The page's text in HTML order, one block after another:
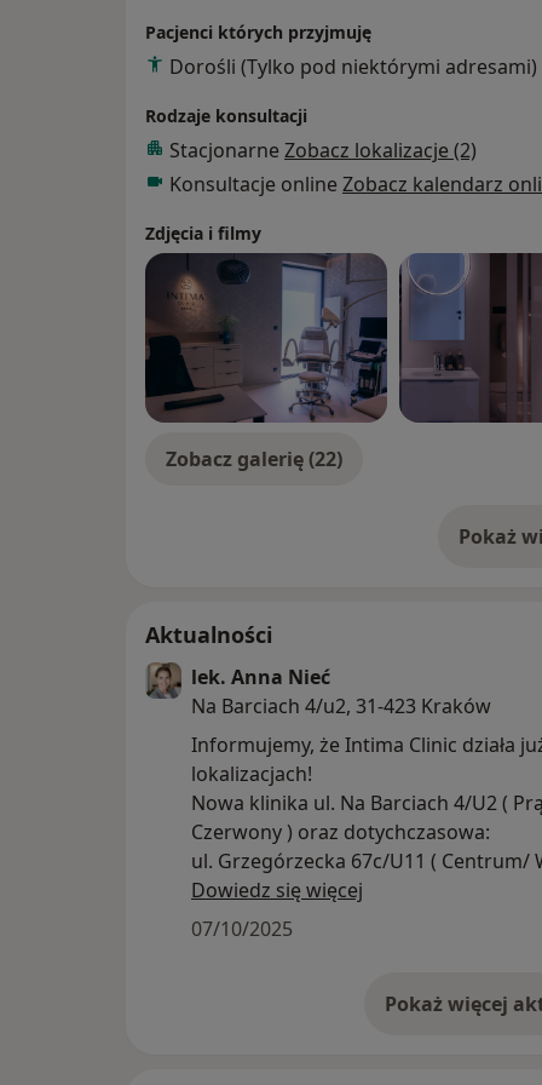
Rekonstrukcyjnej. Jest szkoleniowcem
gdzie zajmuje się przede wszystkim
estetyczną oraz plastyczną.
Jako lekarz jest osobą otwartą i zawsze
gabinecie przyjazną atmosferę z
szczegółowo odpowiedzieć na wszystkie
Pacjentki, zainteresowane zabiegami z
plastycznej proszę w pierwszej kolejności
umówienia wizyty oraz otrzymania
Pacjenci których przyjmuję
Dorośli (Tylko pod niektórymi adresami)
Rodzaje konsultacji
Stacjonarne Zobacz lokalizacje (2)
Konsultacje online Zobacz kalendarz
Zdjęcia i filmy
Zobacz galerię (22)
Pokaż o
Aktualności
lek. Anna Nieć
Na Barciach 4/u2, 31-423 Kraków
Informujemy, że Intima Clinic działa
lokalizacjach!
Nowa klinika ul. Na Barciach 4/U2 ( Prądnik
Czerwony ) oraz dotychczasowa:
ul. Grzegórzecka 67c/U11 ( Centrum/ Wiślane
Tarasy)
Lekarz przyjmuje w obydwu
Ginekologia | Gin. i Połoznictwo I
Dowiedz się więcej
07/10/2025